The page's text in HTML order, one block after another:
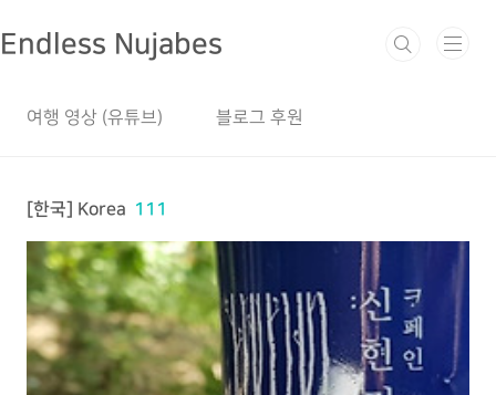
Endless Nujabes
여행 영상 (유튜브) 블로그 후원
[한국] Korea 111